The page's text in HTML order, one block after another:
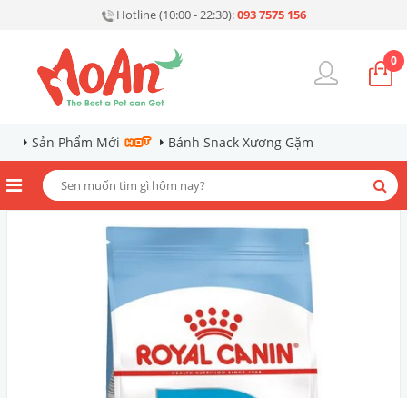
Hotline (10:00 - 22:30):093 7575 156
0
Sản Phẩm Mới Bánh Snack Xương Gặm